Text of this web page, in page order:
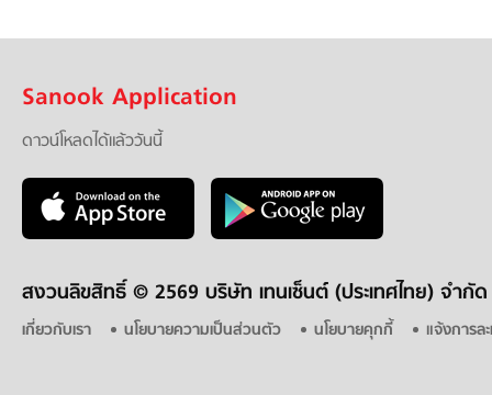
Sanook Application
ดาวน์โหลดได้แล้ววันนี้
สงวนลิขสิทธิ์ © 2569 บริษัท เทนเซ็นต์ (ประเทศไทย) จำกัด
เกี่ยวกับเรา นโยบายความเป็นส่วนตัว นโยบายคุกกี้ แจ้งการล